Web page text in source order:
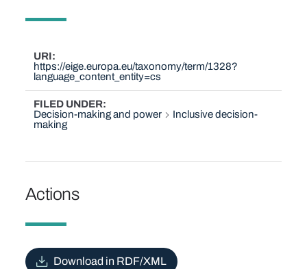
URI
https://eige.europa.eu/taxonomy/term/1328?
language_content_entity=cs
FILED UNDER
Decision-making and power
Inclusive decision-
making
Actions
Download in RDF/XML